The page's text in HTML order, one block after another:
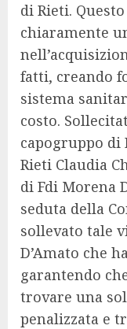
di Rieti.
chiaramente
fatti, creando
sistema
costo.
capogruppo di
Rieti Claudia
di Fdi Morena
seduta della
sollevato tale
D’Amato che
garantendo
trovare una
penalizzata e